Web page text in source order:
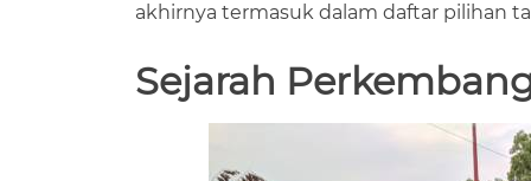
akhirnya termasuk dalam daftar pilihan
Sejarah